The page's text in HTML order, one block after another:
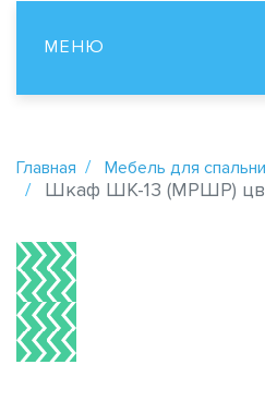
МЕНЮ
Главная Мебель для спальни
Шкаф ШК-13 (МРШР)